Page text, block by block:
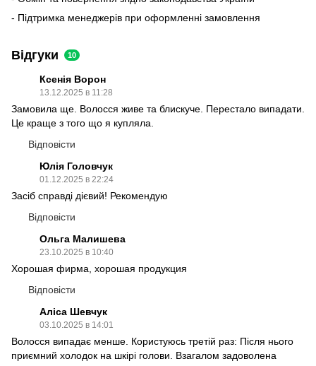
- Підтримка менеджерів при оформленні замовлення
Відгуки 10
Ксенія Ворон
13.12.2025 в 11:28
Замовила ще. Волосся живе та блискуче. Перестало випадати.
Це краще з того що я купляла.
Відповісти
Юлія Головчук
01.12.2025 в 22:24
Засіб справді дієвий! Рекомендую
Відповісти
Ольга Малишева
23.10.2025 в 10:40
Хорошая фирма, хорошая продукция
Відповісти
Аліса Шевчук
03.10.2025 в 14:01
Волосся випадає менше. Користуюсь третій раз: Після нього
приємний холодок на шкірі голови. Взагалом задоволена